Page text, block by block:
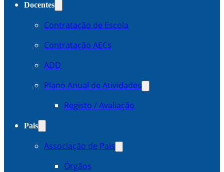
Docentes
Contratação de Escola
Contratação AECs
ADD
Plano Anual de Atividades
Registo / Avaliação
Pais
Associação de Pais
Órgãos